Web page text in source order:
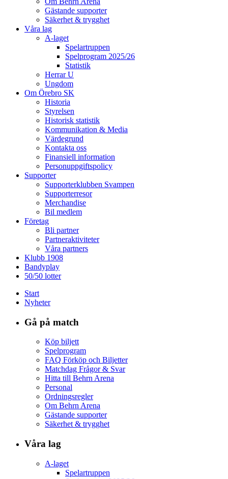
Gästande supporter
Säkerhet & trygghet
Våra lag
A-laget
Spelartruppen
Spelprogram 2025/26
Statistik
Herrar U
Ungdom
Om Örebro SK
Historia
Styrelsen
Historisk statistik
Kommunikation & Media
Värdegrund
Kontakta oss
Finansiell information
Personuppgiftspolicy
Supporter
Supporterklubben Svampen
Supporterresor
Merchandise
Bil medlem
Företag
Bli partner
Partneraktiviteter
Våra partners
Klubb 1908
Bandyplay
50/50 lotter
Start
Nyheter
Gå på match
Köp biljett
Spelprogram
FAQ Förköp och Biljetter
Matchdag Frågor & Svar
Hitta till Behrn Arena
Personal
Ordningsregler
Om Behrn Arena
Gästande supporter
Säkerhet & trygghet
Våra lag
A-laget
Spelartruppen